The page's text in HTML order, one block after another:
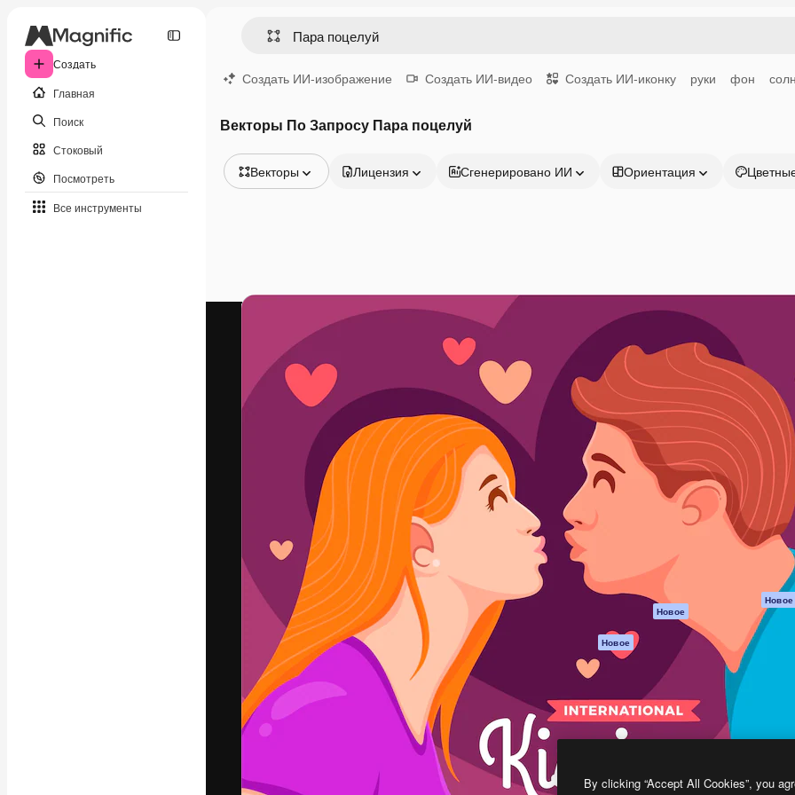
Создать
Главная
Поиск
Стоковый
Посмотреть
Все инструменты
Создать ИИ-изображение Создать ИИ-видео Создать ИИ-иконку руки фон
Векторы По Запросу Пара поцелуй
Векторы
Видео
Моушн-дизайн
Видеошаблоны
3D-модели
Шрифты
Лицензия Сгенерировано ИИ Ориентация
Креативная платформа для создания
ваших лучших работ. Более 1 миллиона
подписчиков среди креаторов,
предприятий, агентств и студий.
Pусский
Продукция
Spaces
ИИ-помощник
Генератор
изображений ИИ
Генератор видео
ИИ
Генератор голоса
на основе ИИ
Стоковый контент
Новое
Новое
API
Мобильное
приложение
Все инструменты
Magnific
Начать
Academy
Документация
Пакету ИИ
Служба
поддержки
Условия и
положения
Новое
Политика файлов
cookie
Центр доверия
Партнеры
Предприятие
By clicking “Accept All Cookies”, you